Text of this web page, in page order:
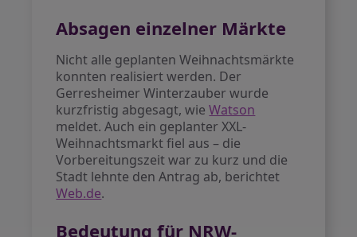
Absagen einzelner Märkte
Nicht alle geplanten Weihnachtsmärkte
konnten realisiert werden. Der
Gerresheimer Winterzauber wurde
kurzfristig abgesagt, wieWatson
meldet. Auch ein geplanter XXL-
Weihnachtsmarkt fiel aus – die
Vorbereitungszeit war zu kurz und die
Stadt lehnte den Antrag ab, berichtet
Web.de.
Bedeutung für NRW-